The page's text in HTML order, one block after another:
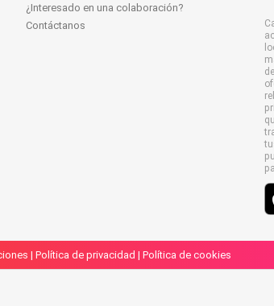
¿Interesado en una colaboración?
Contáctanos
| Política de privacidad | Política de cookies